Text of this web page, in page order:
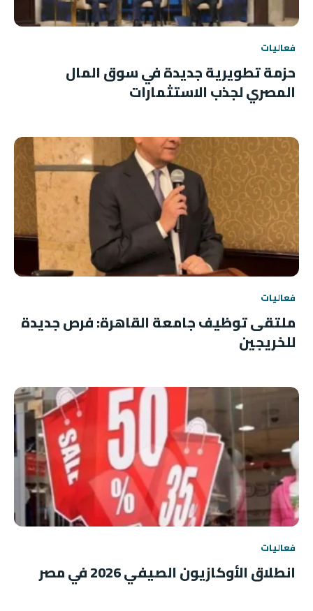
فعاليات
حزمة تطويرية جديدة في سوق المال
المصري لجذب الاستثمارات
فعاليات
ملتقى توظيف جامعة القاهرة: فرص جديدة
للخريجين
فعاليات
انطلاق الأوكازيون الصيفي 2026 في مصر